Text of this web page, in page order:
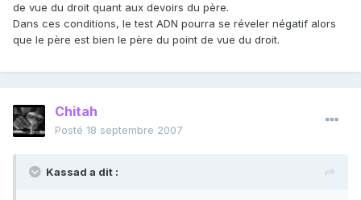
de vue du droit quant aux devoirs du père.
Dans ces conditions, le test ADN pourra se réveler négatif alors
que le père est bien le père du point de vue du droit.
Chitah
Posté 18 septembre 2007
Kassad a dit :